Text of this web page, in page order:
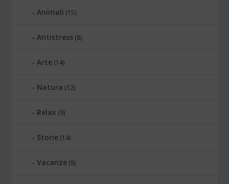
Animali (15)
Antistress (8)
Arte (14)
Natura (12)
Relax (9)
Storie (14)
Vacanze (8)